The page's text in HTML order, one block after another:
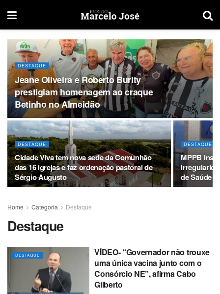
DESTAQUE
Jeane Oliveira e Roberto Burity
prestigiam homenagem ao craque
Betinho no Almeidão
DESTAQUE
Cidade Viva tem nova sede da Comunhão
das 16 igrejas e faz ordenação pastoral de
Sérgio Augusto
DESTAQUE
MPPB
de Saúde
Home Categoria Destaque
Destaque
DESTAQUE
VÍDEO- “Governador não trouxe
uma única vacina junto com o
Consórcio NE”, afirma Cabo
Gilberto